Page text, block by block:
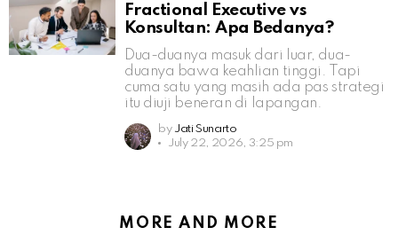
Fractional Executive vs
Konsultan: Apa Bedanya?
Dua-duanya masuk dari luar, dua-
duanya bawa keahlian tinggi. Tapi
cuma satu yang masih ada pas strategi
itu diuji beneran di lapangan.
by Jati Sunarto
July 22, 2026, 3:25 pm
MORE AND MORE